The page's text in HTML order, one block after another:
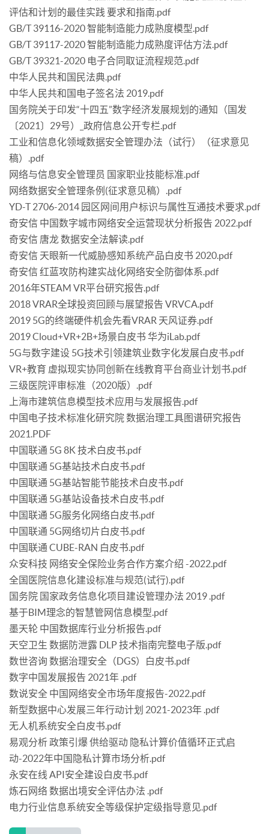
评估和计划的最佳实践 要求和指南.pdf
GB/T 39116-2020 智能制造能力成熟度模型.pdf
GB/T 39117-2020 智能制造能力成熟度评估方法.pdf
GB/T 39321-2020 电子合同取证流程规范.pdf
中华人民共和国民法典.pdf
中华人民共和国电子签名法 2019.pdf
国务院关于印发“十四五”数字经济发展规划的通知（国发
〔2021〕29号）_政府信息公开专栏.pdf
工业和信息化领域数据安全管理办法（试行）（征求意见
稿）.pdf
网络与信息安全管理员 国家职业技能标准.pdf
网络数据安全管理条例(征求意见稿）.pdf
YD-T 2706-2014 园区网间用户标识与属性互通技术要求.pdf
奇安信 中国数字城市网络安全运营现状分析报告 2022.pdf
奇安信 唐龙 数据安全法解读.pdf
奇安信 天眼新一代威胁感知系统产品白皮书 2020.pdf
奇安信 红蓝攻防构建实战化网络安全防御体系.pdf
2016年STEAM VR平台研究报告.pdf
2018 VRAR全球投资回顾与展望报告 VRVCA.pdf
2019 5G的终端硬件机会先看VRAR 天风证券.pdf
2019 Cloud+VR+2B+场景白皮书 华为iLab.pdf
5G与数字建设 5G技术引领建筑业数字化发展白皮书.pdf
VR+教育 虚拟现实协同创新在线教育平台商业计划书.pdf
三级医院评审标准（2020版）.pdf
上海市建筑信息模型技术应用与发展报告.pdf
中国电子技术标准化研究院 数据治理工具图谱研究报告
2021.PDF
中国联通 5G 8K 技术白皮书.pdf
中国联通 5G基站技术白皮书.pdf
中国联通 5G基站智能节能技术白皮书.pdf
中国联通 5G基站设备技术白皮书.pdf
中国联通 5G服务化网络白皮书.pdf
中国联通 5G网络切片白皮书.pdf
中国联通 CUBE-RAN 白皮书.pdf
众安科技 网络安全保险业务合作方案介绍 -2022.pdf
全国医院信息化建设标准与规范(试行).pdf
国务院 国家政务信息化项目建设管理办法 2019 .pdf
基于BIM理念的智慧管网信息模型.pdf
墨天轮 中国数据库行业分析报告.pdf
天空卫生 数据防泄露 DLP 技术指南完整电子版.pdf
数世咨询 数据治理安全（DGS）白皮书.pdf
数字中国发展报告 2021年 .pdf
数说安全 中国网络安全市场年度报告-2022.pdf
新型数据中心发展三年行动计划 2021-2023年 .pdf
无人机系统安全白皮书.pdf
易观分析 政策引爆 供给驱动 隐私计算价值循环正式启
动-2022年中国隐私计算市场分析.pdf
永安在线 API安全建设白皮书.pdf
炼石网络 数据出境安全评估办法 .pdf
电力行业信息系统安全等级保护定级指导意见.pdf